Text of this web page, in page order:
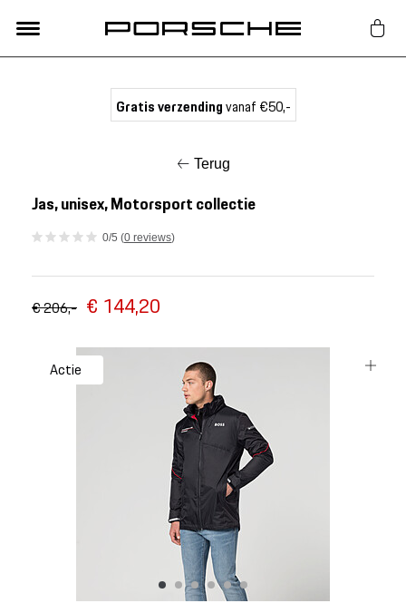
Nieuw
Acties
Porsche finder
Gratis verzendingvanaf €50,-
Terug
Jas, unisex, Motorsport collectie
0/5 (0 reviews)
€ 206,- € 144,20
Actie